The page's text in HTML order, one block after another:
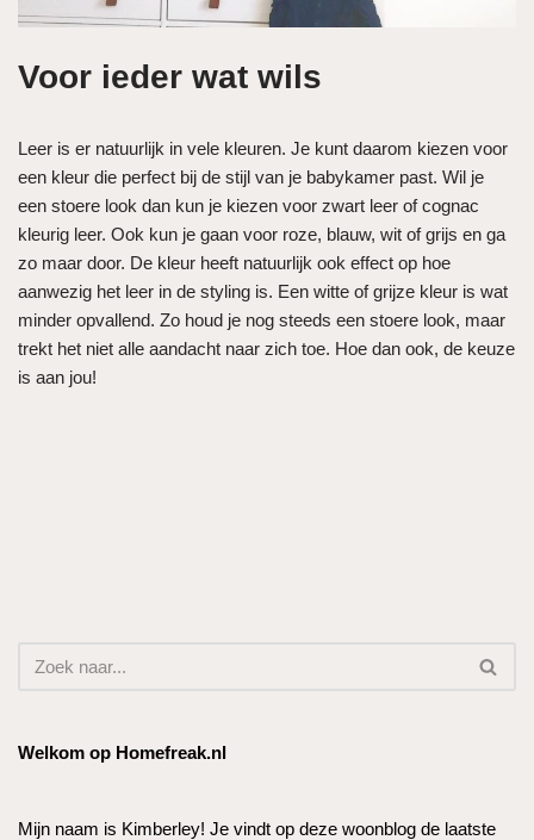
Voor ieder wat wils
Leer is er natuurlijk in vele kleuren. Je kunt daarom kiezen voor
een kleur die perfect bij de stijl van je babykamer past. Wil je
een stoere look dan kun je kiezen voor zwart leer of cognac
kleurig leer. Ook kun je gaan voor roze, blauw, wit of grijs en ga
zo maar door. De kleur heeft natuurlijk ook effect op hoe
aanwezig het leer in de styling is. Een witte of grijze kleur is wat
minder opvallend. Zo houd je nog steeds een stoere look, maar
trekt het niet alle aandacht naar zich toe. Hoe dan ook, de keuze
is aan jou!
Welkom op Homefreak.nl
Mijn naam is Kimberley! Je vindt op deze woonblog de laatste